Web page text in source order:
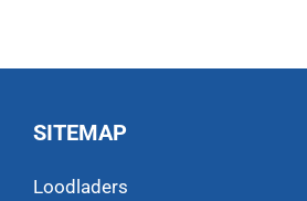
SITEMAP
Loodladers